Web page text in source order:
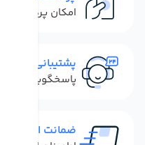
امکان پرداخت
پشتیبانی سریع
پاسخگویی سریع
ضمانت اصل بودن